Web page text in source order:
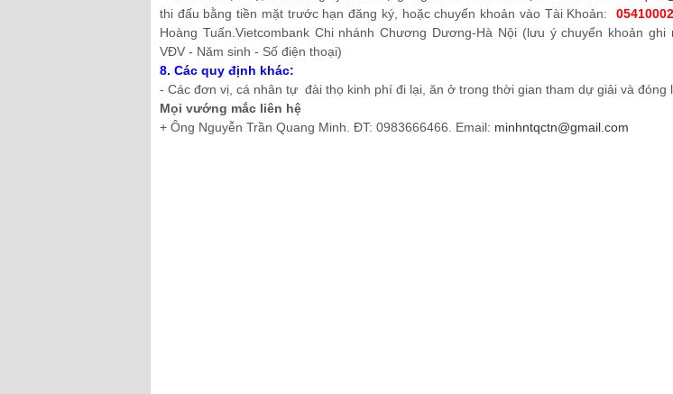
thi đấu bằng tiền mặt trước hạn đăng ký, hoặc chuyển khoản vào Tài Khoản:
Hoàng Tuấn.Vietcombank Chi nhánh Chương Dương-Hà Nội (lưu ý chuyển khoản
VĐV - Năm sinh - Số điện thoại)
8. Các quy định khác:
- Các đơn vị, cá nhân tự đài thọ kinh phí đi lại, ăn ở trong thời gian tham dự giải và đóng
Mọi vướng mắc liên hệ
+ Ông Nguyễn Trần Quang Minh. ĐT: 0983666466. Email: minhntqctn@gmail.com